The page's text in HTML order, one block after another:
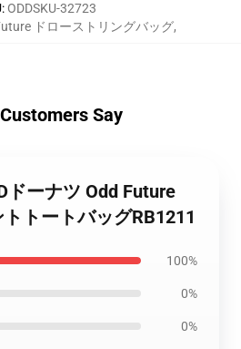
:ODDSKU-32723
ドローストリングバッグ,
Say
ドーナツ Odd Future
トートバッグRB1211
100%
0%
0%